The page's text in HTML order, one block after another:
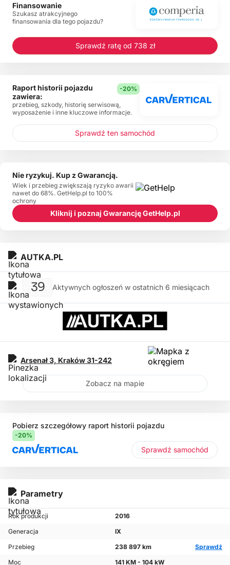
Pobierz szczegółowy raport historii pojazdu
-20%
Sprawdź samochód
Parametry
Rok produkcji
2016
Generacja
IX
Przebieg
238 897 km
Sprawdź
Moc
141 KM - 104 kW
AUTKA.PL
39 Aktywnych ogłoszeń w ostatnich 6 miesiącach
Arsenał 3, Kraków31-242
Zobacz na mapie
Finansowanie
Szukasz atrakcyjnego
finansowania dla tego pojazdu?
Sprawdź ratę od 738 zł
Raport historii pojazdu
zawiera:
-20%
przebieg, szkody, historię serwisową,
wyposażenie i inne kluczowe informacje.
Sprawdź ten samochód
Nie ryzykuj. Kup z Gwarancją.
Wiek i przebieg zwiększają ryzyko awarii
nawet do 68%. GetHelp.pl to 100%
ochrony
Kliknij i poznaj Gwarancję GetHelp.pl